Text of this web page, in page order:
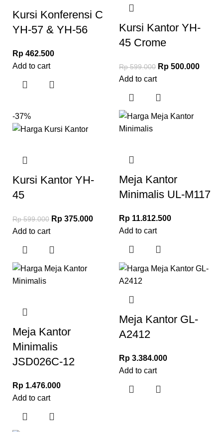
Kursi Konferensi C
YH-57 & YH-56
Rp 462.500
Add to cart
Kursi Kantor YH-
45 Crome
Rp599.000 Rp 500.000
Add to cart
-37%
Kursi Kantor YH-
45
Rp599.000 Rp 375.000
Add to cart
Meja Kantor
Minimalis UL-M117
Rp 11.812.500
Add to cart
Meja Kantor
Minimalis
JSD026C-12
Rp 1.476.000
Add to cart
Meja Kantor GL-
A2412
Rp 3.384.000
Add to cart